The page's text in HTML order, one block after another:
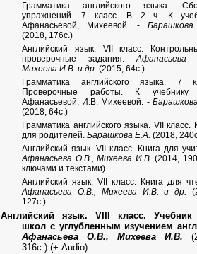
Грамматика английского языка.
упражнений. 7 класс. В 2 ч. К
Афанасьевой, Михеевой. -
(2018, 176с.)
Английский язык. VII
класс.
проверочные задания.Афанасьева
Михеева И.В. и др. (2015, 64с.)
Грамматика английского языка. 7
Проверочные работы. К
Афанасьевой, И.В. Михеевой. -
(2018, 64с.)
Грамматика английского языка. VII
класс.
для родителей. Барашкова Е.А. (2018,
Английский язык. VII класс. Книга для
Афанасьева О.В., Михеева И.В. (2014,
ключами и текстами)
Английский язык. VII класс. Книга для
Афанасьева О.В., Михеева И.В. и др.
127с.)
Английский язык. VIII класс.
школ с углубленным изучением
Афанасьева О.В., Михеева И.В.
316с.) (+ Audio)